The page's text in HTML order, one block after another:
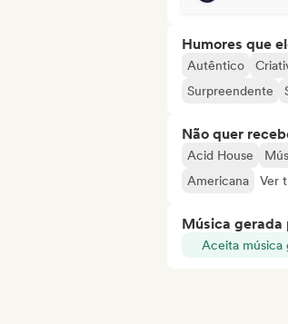
Humores que
Autêntico
Surpreendente
Não quer
Acid House
Americana
Ver
Música gerada
Aceita música